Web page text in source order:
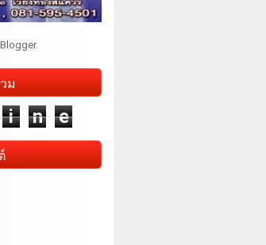
Blogger.
ม
i n
e